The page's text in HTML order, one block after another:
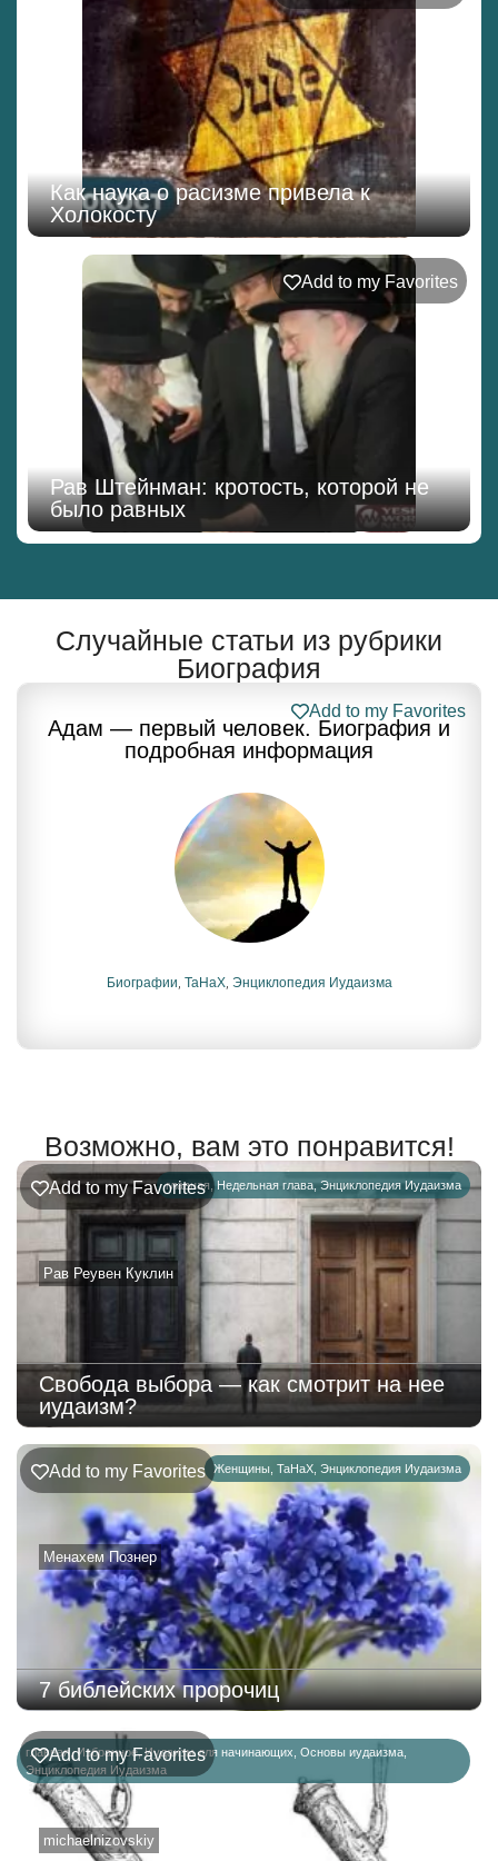
Как наука о расизме привела к
Холокосту
Add to my Favorites
Рав Штейнман: кротость, которой не
было равных
Случайные статьи из рубрики
Биография
Адам — первый человек. Биография и
подробная информация
Add to my Favorites
Биографии, ТаНаХ, Энциклопедия Иудаизма
Возможно, вам это понравится!
главная ,Недельная глава,Энциклопедия Иудаизма
Рав Реувен Куклин
Add to my Favorites
Свобода выбора — как смотрит на нее
иудаизм?
Женщины ТаНаХ Энциклопедия Иудаизма
Менахем Познер
Add to my Favorites
7 библейских пророчиц
главная,Избранное,Иудаизм для начинающих Основы иудаизма
Энциклопедия Иудаизма
michaelnizovskiy
Add to my Favorites